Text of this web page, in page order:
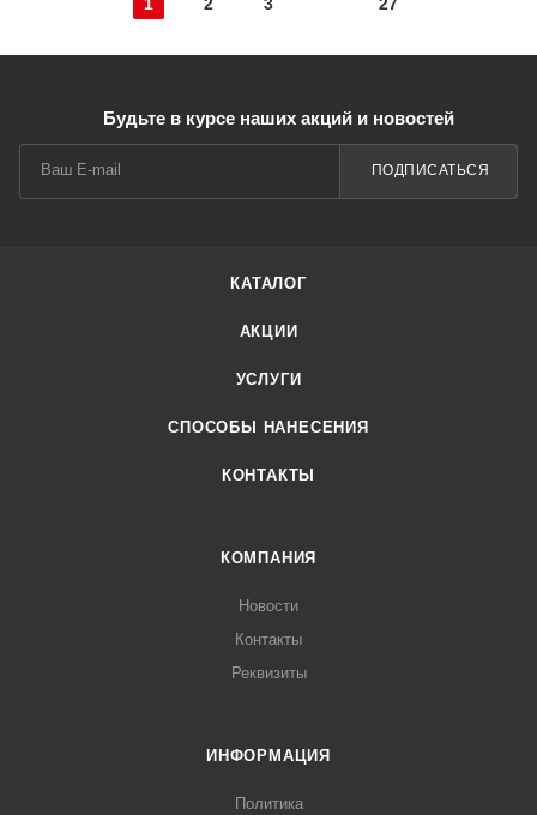
Будьте в курсе наших акций и новостей
ПОДПИСАТЬСЯ
КАТАЛОГ
АКЦИИ
УСЛУГИ
СПОСОБЫ НАНЕСЕНИЯ
КОНТАКТЫ
КОМПАНИЯ
Новости
Контакты
Реквизиты
ИНФОРМАЦИЯ
Политика